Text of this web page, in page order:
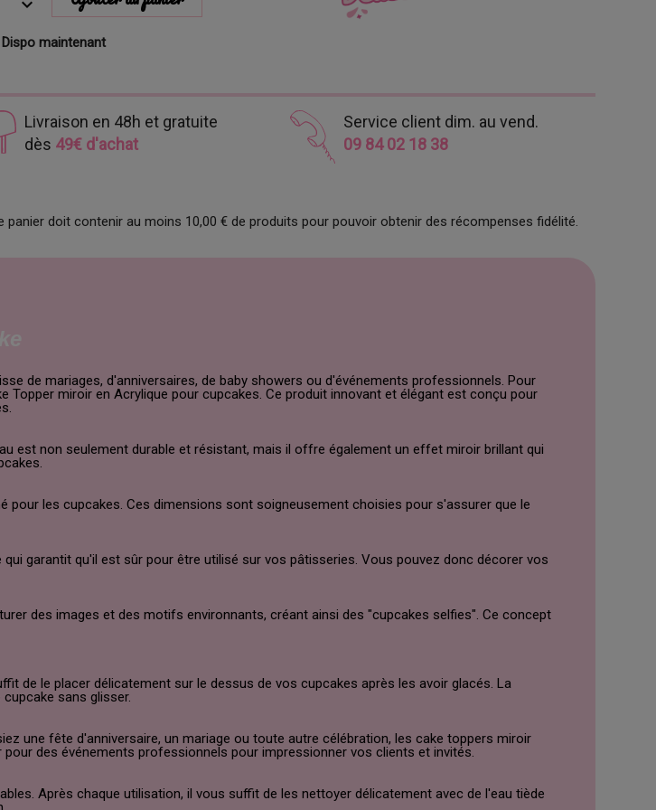
Dispo maintenant
Livraison en 48h et gratuite
dès 49€ d'achat
Service client dim. au vend.
09 84 02 18 38
panier doit contenir au moins 10,00 € de produits pour pouvoir obtenir des récompenses fidélité.
de mariages, d'anniversaires, de baby showers ou d'événements professionnels. Pour
miroir en Acrylique pour cupcakes. Ce produit innovant et élégant est conçu pour
est non seulement durable et résistant, mais il offre également un effet miroir brillant qui
les cupcakes. Ces dimensions sont soigneusement choisies pour s'assurer que le
garantit qu'il est sûr pour être utilisé sur vos pâtisseries. Vous pouvez donc décorer vos
des images et des motifs environnants, créant ainsi des "cupcakes selfies". Ce concept
de le placer délicatement sur le dessus de vos cupcakes après les avoir glacés. La
sans glisser.
une fête d'anniversaire, un mariage ou toute autre célébration, les cake toppers miroir
des événements professionnels pour impressionner vos clients et invités.
Après chaque utilisation, il vous suffit de les nettoyer délicatement avec de l'eau tiède